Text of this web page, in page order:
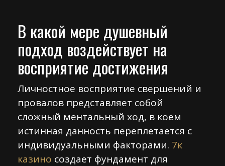
В какой мере душевный
подход воздействует на
восприятие достижения
Личностное восприятие свершений и
провалов представляет собой
сложный ментальный ход, в коем
истинная данность переплетается с
индивидуальными факторами. 7к
казино создает фундамент для